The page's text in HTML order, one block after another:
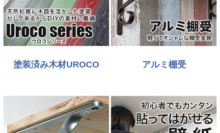
塗装済み木材UROCO アルミ棚受